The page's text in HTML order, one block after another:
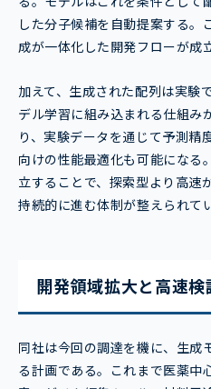
した分子候補を自動提案する。
成が一体化した開発フローが成
加えて、生成された配列は実験
デル学習に組み込まれる仕組み
り、実験データを通じて予測精
向けの性能最適化も可能になる
立することで、探索型より高速
持続的に進む体制が整えられて
開発領域拡大と高速
同社は今回の調達を機に、生成
る計画である。これまで医薬中